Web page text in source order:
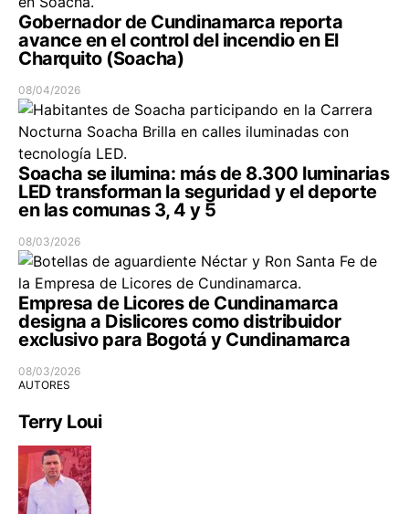
Gobernador de Cundinamarca reporta
avance en el control del incendio en El
Charquito (Soacha)
08/04/2026
Soacha se ilumina: más de 8.300 luminarias
LED transforman la seguridad y el deporte
en las comunas 3, 4 y 5
08/03/2026
Empresa de Licores de Cundinamarca
designa a Dislicores como distribuidor
exclusivo para Bogotá y Cundinamarca
08/03/2026
AUTORES
Terry Loui